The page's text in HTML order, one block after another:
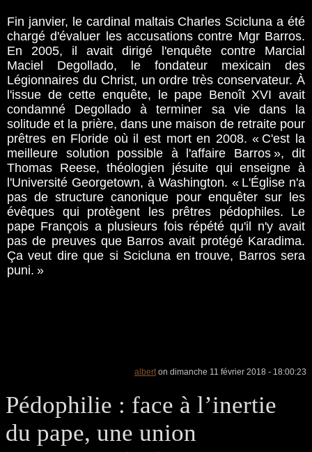
Fin janvier, le cardinal maltais Charles Scicluna a été
chargé d'évaluer les accusations contre Mgr Barros.
En 2005, il avait dirigé l'enquête contre Marcial
Maciel Degollado, le fondateur mexicain des
Légionnaires du Christ, un ordre très conservateur. À
l'issue de cette enquête, le pape Benoît XVI avait
condamné Degollado à terminer sa vie dans la
solitude et la prière, dans une maison de retraite pour
prêtres en Floride où il est mort en 2008. « C'est la
meilleure solution possible à l'affaire Barros », dit
Thomas Reese, théologien jésuite qui enseigne à
l'Université Georgetown, à Washington. « L'Église n'a
pas de structure canonique pour enquêter sur les
évêques qui protègent les prêtres pédophiles. Le
pape François a plusieurs fois répété qu'il n'y avait
pas de preuves que Barros avait protégé Karadima.
Ça veut dire que si Scicluna en trouve, Barros sera
puni. »
alberton dimanche 11 février 2018 - 18:00:23
Pédophilie : face à l’inertie
du pape, une union